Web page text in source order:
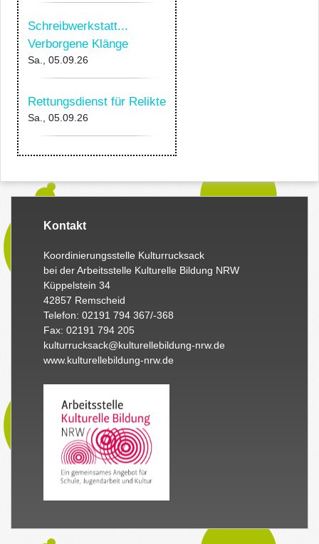
Schreibwerkstatt...
Verborgene Klänge
Sa., 05.09.26
Rettungsdienst für Relikte
Sa., 05.09.26
Kontakt
Koordinierungsstelle Kulturrucksack
bei der Arbeitsstelle Kulturelle Bildung NRW
Küppelstein 34
42857 Remscheid
Telefon: 02191 794 367/-368
Fax: 02191 794 205
kulturrucksack@kulturellebildung-nrw.de
www.kulturellebildung-nrw.de